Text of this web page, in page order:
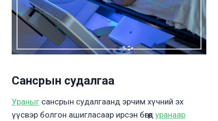
Сансрын судалгаа
Ураныг сансрын судалгаанд эрчим хүчний эх
үүсвэр болгон ашигласаар ирсэн бөгөөд уранаар